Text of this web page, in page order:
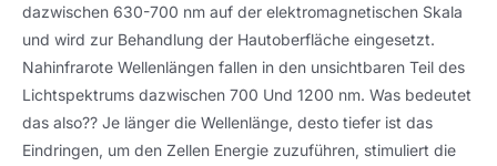
dazwischen 630-700 nm auf der elektromagnetischen Skala
und wird zur Behandlung der Hautoberfläche eingesetzt.
Nahinfrarote Wellenlängen fallen in den unsichtbaren Teil des
Lichtspektrums dazwischen 700 Und 1200 nm. Was bedeutet
das also?? Je länger die Wellenlänge, desto tiefer ist das
Eindringen, um den Zellen Energie zuzuführen, stimuliert die